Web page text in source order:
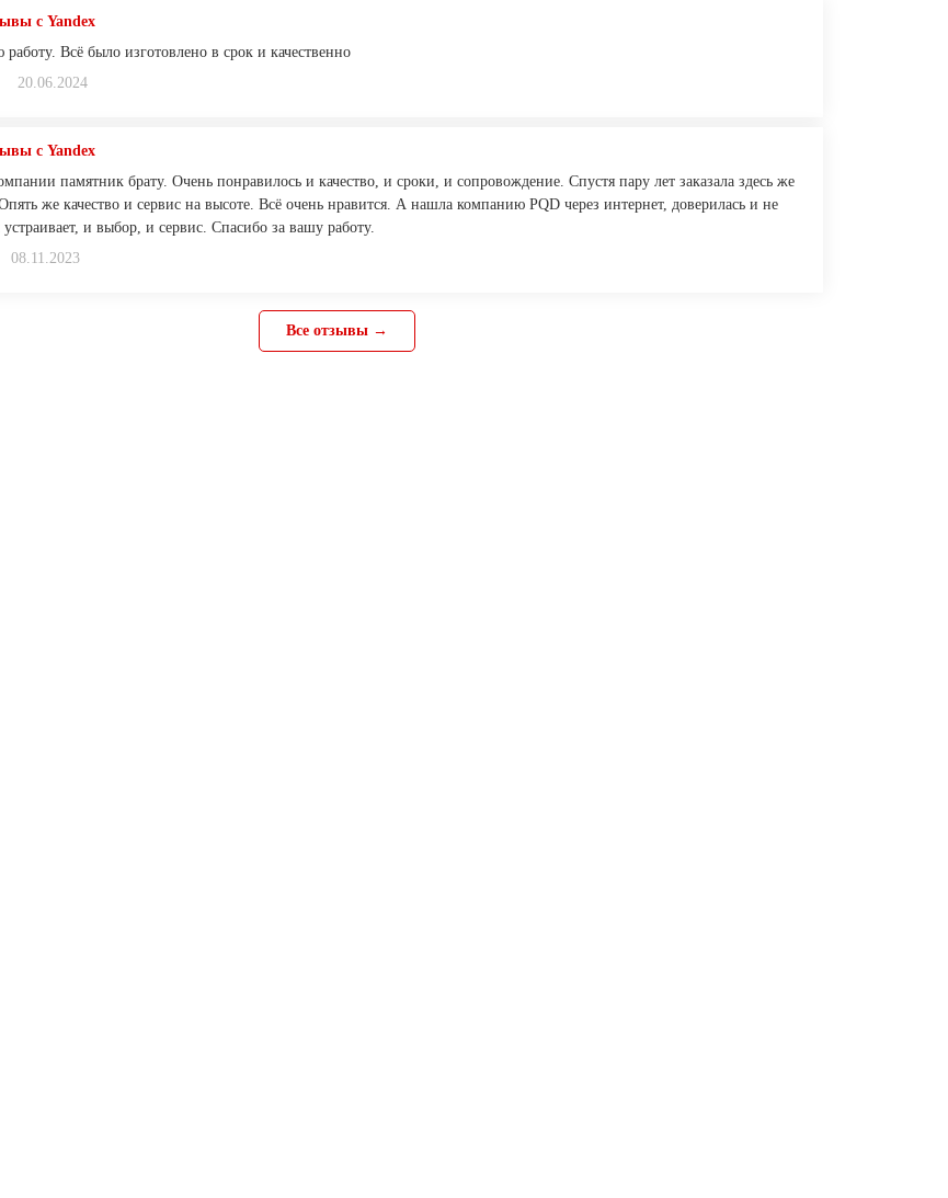
с Yandex
Всё было изготовлено в срок и качественно
20.06.2024
с Yandex
памятник брату. Очень понравилось и качество, и сроки, и сопровождение. Спустя пару лет заказала здесь же
же качество и сервис на высоте. Всё очень нравится. А нашла компанию PQD через интернет, доверилась и не
и выбор, и сервис. Спасибо за вашу работу.
08.11.2023
Все отзывы →